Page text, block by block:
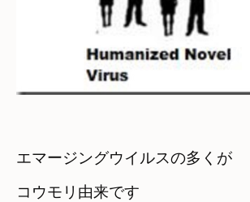
エマージングウイルスの多くが
コウモリ由来です